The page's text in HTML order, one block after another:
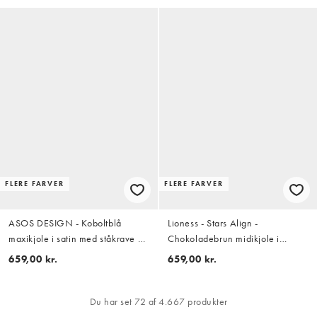
FLERE FARVER
ASOS DESIGN - Koboltblå
maxikjole i satin med ståkrave og
overdrevne ærmer
659,00 kr.
FLERE FARVER
Lioness - Stars Align -
Chokoladebrun midikjole i
hørblanding med halterneck og
659,00 kr.
Du har set 72 af 4.667 produkter